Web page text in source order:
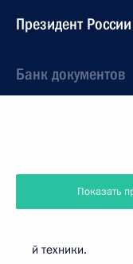
Президент России
Банк документов
Показать
й техники.